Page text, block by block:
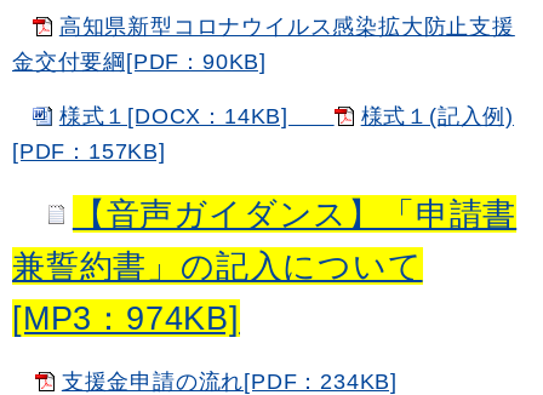
高知県新型コロナウイルス感染拡大防止支援
金交付要綱[PDF：90KB]
様式１[DOCX：14KB]
様式１(記入例)
[PDF：157KB]
【音声ガイダンス】「申請書
兼誓約書」の記入について
[MP3：974KB]
支援金申請の流れ[PDF：234KB]